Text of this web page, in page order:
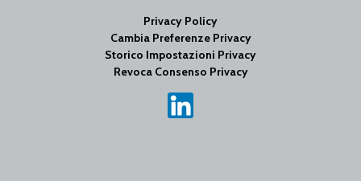
Privacy Policy
Cambia Preferenze Privacy
Storico Impostazioni Privacy
Revoca Consenso Privacy